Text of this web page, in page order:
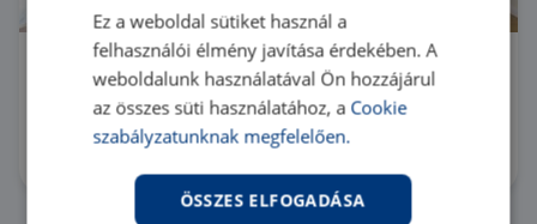
1029 Budapest 2. kerület
HZ069723 |4 szoba | 136 m²
€ 3 500
Ez a weboldal sütiket használ a
felhasználói élmény javítása érdekében. A
weboldalunk használatával Ön hozzájárul
az összes süti használatához, a Cookie
szabályzatunknak megfelelően.
ÖSSZES ELFOGADÁSA